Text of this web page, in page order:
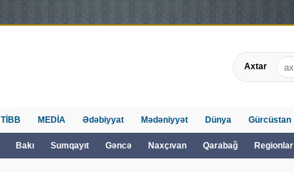
Axtar
Bakı Sumqayıt Gəncə Naxçıvan Qarabağ Regionlar
TİBB MEDİA Ədəbiyyat Mədəniyyət Dünya Gürcüstan